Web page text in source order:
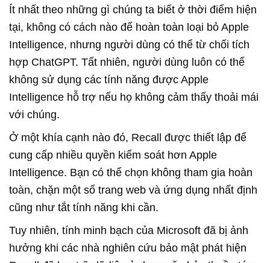
Ít nhất theo những gì chúng ta biết ở thời điểm hiện
tại, không có cách nào để hoàn toàn loại bỏ Apple
Intelligence, nhưng người dùng có thể từ chối tích
hợp ChatGPT. Tất nhiên, người dùng luôn có thể
không sử dụng các tính năng được Apple
Intelligence hỗ trợ nếu họ không cảm thấy thoải mái
với chúng.
Ở một khía cạnh nào đó, Recall được thiết lập để
cung cấp nhiều quyền kiểm soát hơn Apple
Intelligence. Bạn có thể chọn không tham gia hoàn
toàn, chặn một số trang web và ứng dụng nhất định
cũng như tắt tính năng khi cần.
Tuy nhiên, tính minh bạch của Microsoft đã bị ảnh
hưởng khi các nhà nghiên cứu bảo mật phát hiện